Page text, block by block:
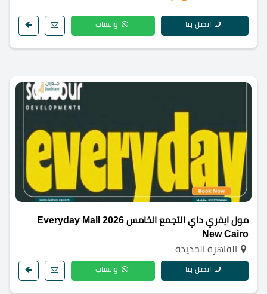
اتصل بنا واتساب
مول ايفري داي التجمع الخامس 2026 Everyday Mall
New Cairo
القاهرة الجديدة
اتصل بنا واتساب